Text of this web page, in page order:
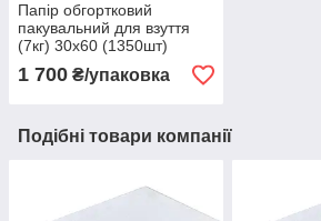
Папір обгортковий
пакувальний для взуття
(7кг) 30х60 (1350шт)
1 700 ₴/упаковка
Подібні товари компанії